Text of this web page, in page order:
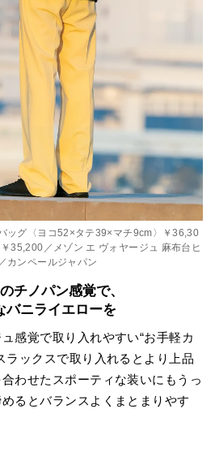
ッグ〈ヨコ52×タテ39×マチ9cm〉￥36,30
35,200／メゾン エ ヴォヤージュ 麻布台ヒ
ンペールジャパン
チノパン感覚で、
バニライエローを
感覚で取り入れやすい“お手軽カ
ラックスで取り入れるとより上品
わせたスポーティな装いにもうっ
るとバランスよくまとまりやす